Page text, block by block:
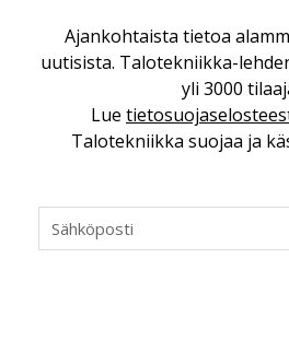
erilliset teknologiat
AJANKOHTAISTA,TILAAJILLE
Bravida sai LVI-urakoita
, TILAAJILLE
KATSO KAIKKI
Ajankohtaista tietoa
uutisista. Talotekniikka-
yli 3000
Lue
Talotekniikka suojaa ja